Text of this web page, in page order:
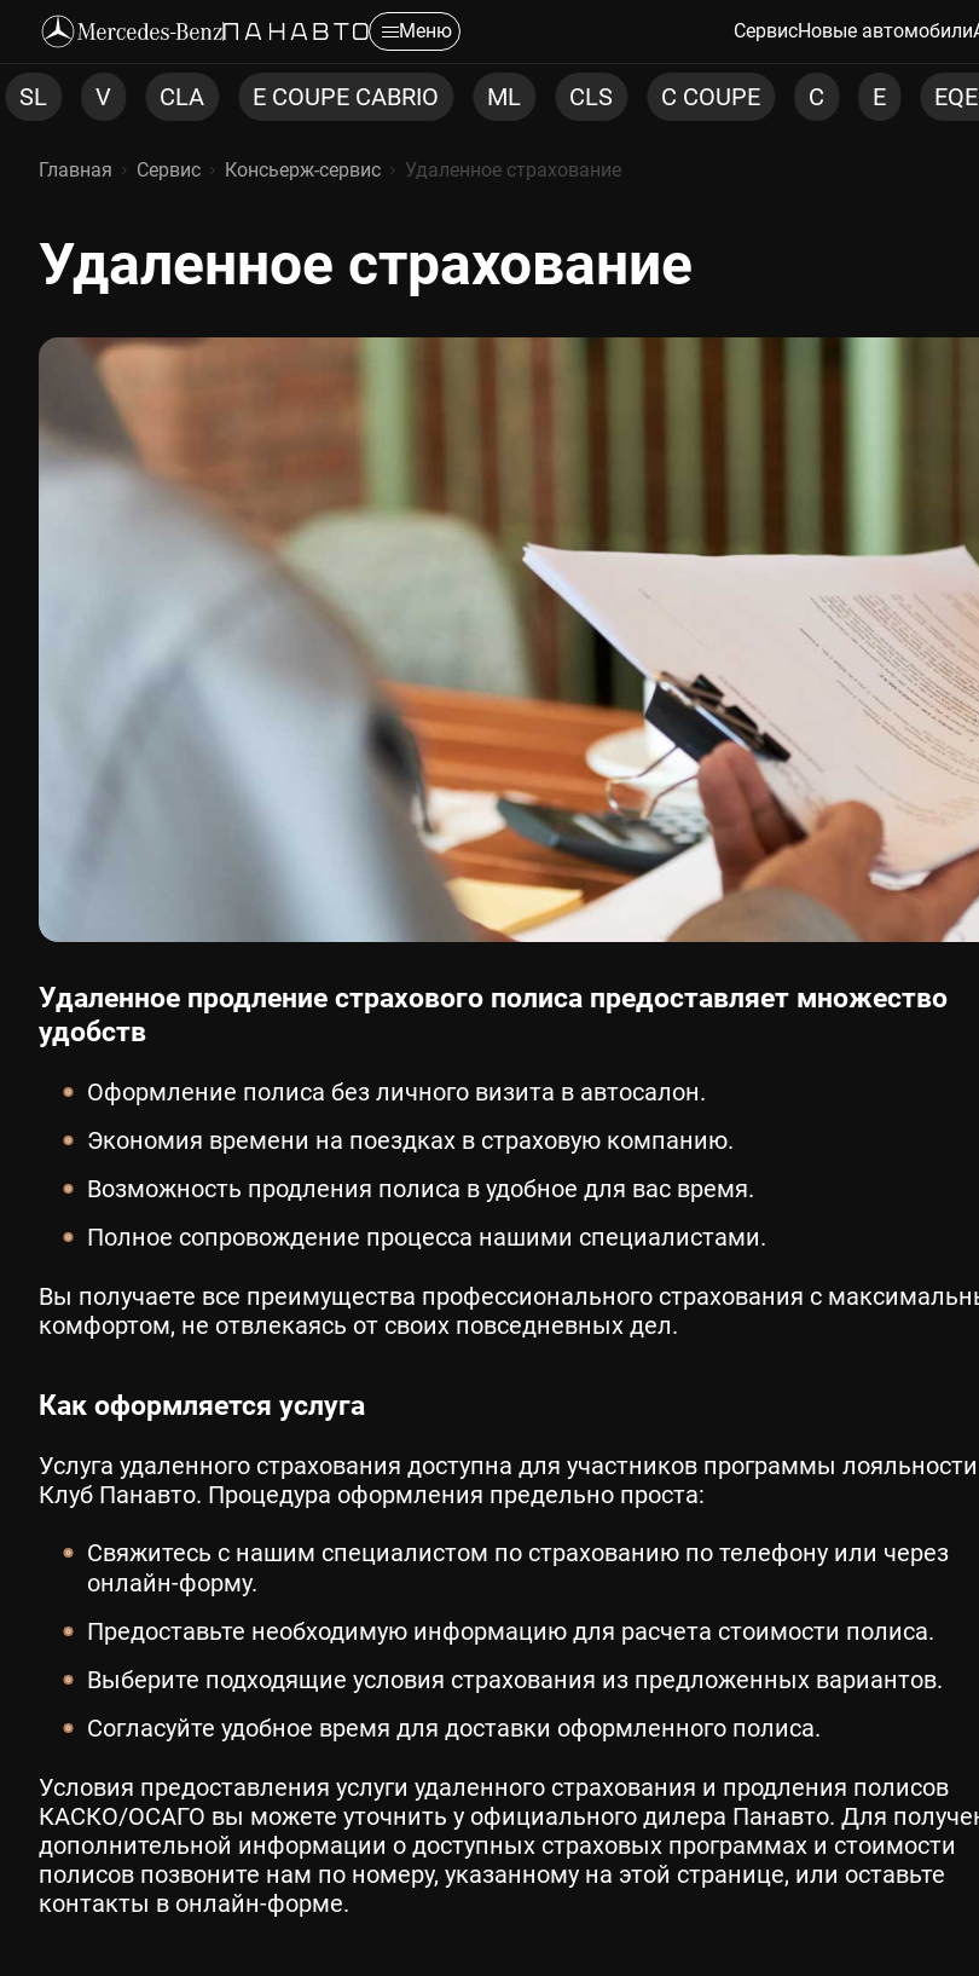
Меню СервисНовые автомобили
COUPE CABRIO ML CLS C COUPE C E EQE SUV GLA
Главная Сервис Консьерж-сервис Удаленное страхование
Удаленное страхование
Удаленное страхование
Удаленное продление страхового полиса предоставляет множество
удобств
Оформление полиса без личного визита в автосалон.
Экономия времени на поездках в страховую компанию.
Возможность продления полиса в удобное для вас время.
Полное сопровождение процесса нашими специалистами.
Вы получаете все преимущества профессионального страхования с
комфортом, не отвлекаясь от своих повседневных дел.
Как оформляется услуга
Услуга удаленного страхования доступна для участников программы лояльности
Клуб Панавто. Процедура оформления предельно проста:
Свяжитесь с нашим специалистом по страхованию по телефону или через
онлайн-форму.
Предоставьте необходимую информацию для расчета стоимости полиса.
Выберите подходящие условия страхования из предложенных вариантов.
Согласуйте удобное время для доставки оформленного полиса.
Условия предоставления услуги удаленного страхования и продления полисов
КАСКО/ОСАГО вы можете уточнить у официального дилера Панавто. Для
дополнительной информации о доступных страховых программах и стоимости
полисов позвоните нам по номеру, указанному на этой странице, или оставьте
контакты в онлайн-форме.